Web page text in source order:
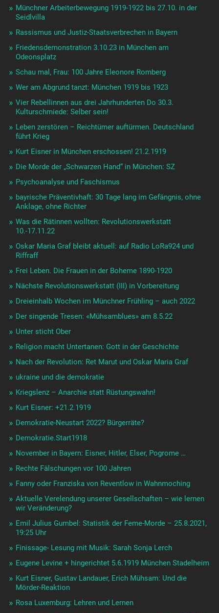
Münchner Arbeiterbewegung 1919-1922 bis 27.10. in der
Seidlvilla
Rassismus und Justiz-Staatsverbrechen in Bayern
Friedensdemonstration 3.10.23 in München am
Odeonsplatz
Schau mal, Frau: 100 Jahre Eleonore Romberg
Wer am Abgrund tanzt: München 1919 bis 1923
Vier Rebellinnen aus drei Jahrhunderten Do 30.3.
Kulturschmiede: Selber sein!
Leben zerstören – Reichtümer auftürmen. Deutschland
führt Krieg
Kurt Eisner in München erschossen! 21.2.1919
Die Morde der „Schwarzen Hand“ in München: SZ
Psychoanalyse und Faschismus
bayrische Präventivhaft: 30 Tage lang im Gefängnis, ohne
Anklage, ohne Richter
Was die Rätinnen wollten: Revolutionswerkstatt
10.-17.11.22
Oskar Maria Graf bleibt aktuell: auf Radio LoRa924 und
Riffraff
Frei Leben. Die Frauen in der Boheme 1890-1920
Nächste Revolutionswerkstatt (III) in Vorbereitung
Dreieinhalb Wochen im Münchner Frühling – auch 2022
Der singende Tresen: «Mühsamblues» am 8.5.22
Unter sticht Ober
Religion macht Untertanen: Gott in der Geschichte
Nach der Revolution: Ret Marut und Oskar Maria Graf
ukraine und die demokratie
Kriegslenz – Anarchie statt Rüstungswahn!
Kurt Eisner: +21.2.1919
Demokratie-Neustart 2022? Bürgerräte?
Demokratie.Start1918
November in Bayern: Eisner, Hitler, Elser, Pogrome …
Rechte Fälschungen vor 100 Jahren
Fanny oder Franziska von Reventlow in Wahnmoching
Aktuelle Verelendung unserer Gesellschaften – wie lernen
wir Veränderung?
Emil Julius Gumbel: Statistik der Feme-Morde – 25.8.2021,
19:25 Uhr
Finissage- Lesung mit Musik: Sarah Sonja Lerch
Eugene Levine + hingerichtet 5.6.1919 München Stadelheim
Kurt Eisner, Gustav Landauer, Erich Mühsam: Und die
Mörder-Reaktion
Rosa Luxemburg: Lehren und Lernen